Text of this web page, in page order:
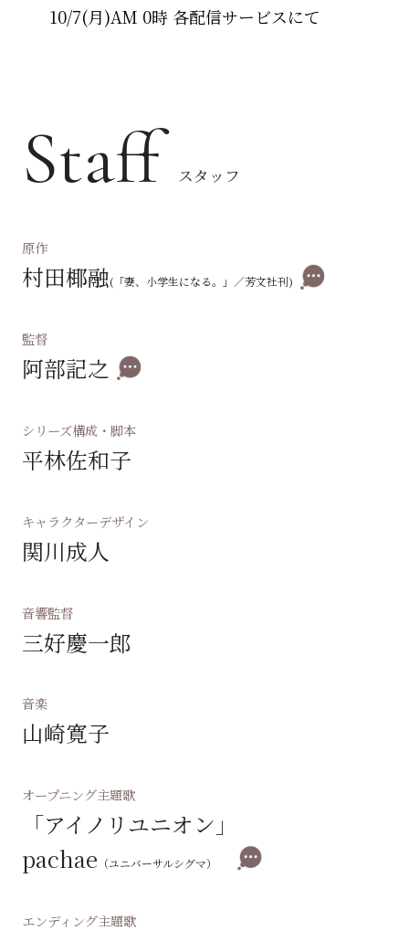
10/7(月)AM 0時 各配信サービスにて
Staff スタッフ
原作
村田椰融(「妻、小学生になる。」／芳文社刊)
監督
阿部記之
シリーズ構成・脚本
平林佐和子
キャラクターデザイン
関川成人
音響監督
三好慶一郎
音楽
山崎寛子
オープニング主題歌
「アイノリユニオン」
pachae （ユニバーサルシグマ）
エンディング主題歌